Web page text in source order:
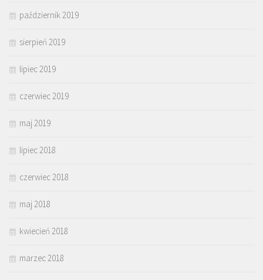
październik 2019
sierpień 2019
lipiec 2019
czerwiec 2019
maj 2019
lipiec 2018
czerwiec 2018
maj 2018
kwiecień 2018
marzec 2018